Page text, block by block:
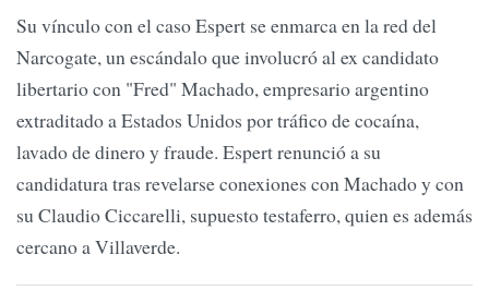
Su vínculo con el caso Espert se enmarca en la red del
Narcogate, un escándalo que involucró al ex candidato
libertario con "Fred" Machado, empresario argentino
extraditado a Estados Unidos por tráfico de cocaína,
lavado de dinero y fraude. Espert renunció a su
candidatura tras revelarse conexiones con Machado y con
su Claudio Ciccarelli, supuesto testaferro, quien es además
cercano a Villaverde.